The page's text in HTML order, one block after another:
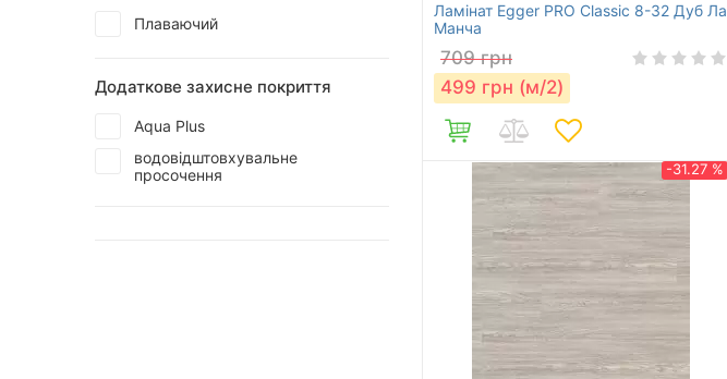
Плаваючий
Додаткове захисне покриття
Aqua Plus
водовідштовхувальне
просочення
Ламінат Egger PRO Classic 8-32 Дуб Ла
Манча
709 грн
499 грн (м/2)
-31.27 %